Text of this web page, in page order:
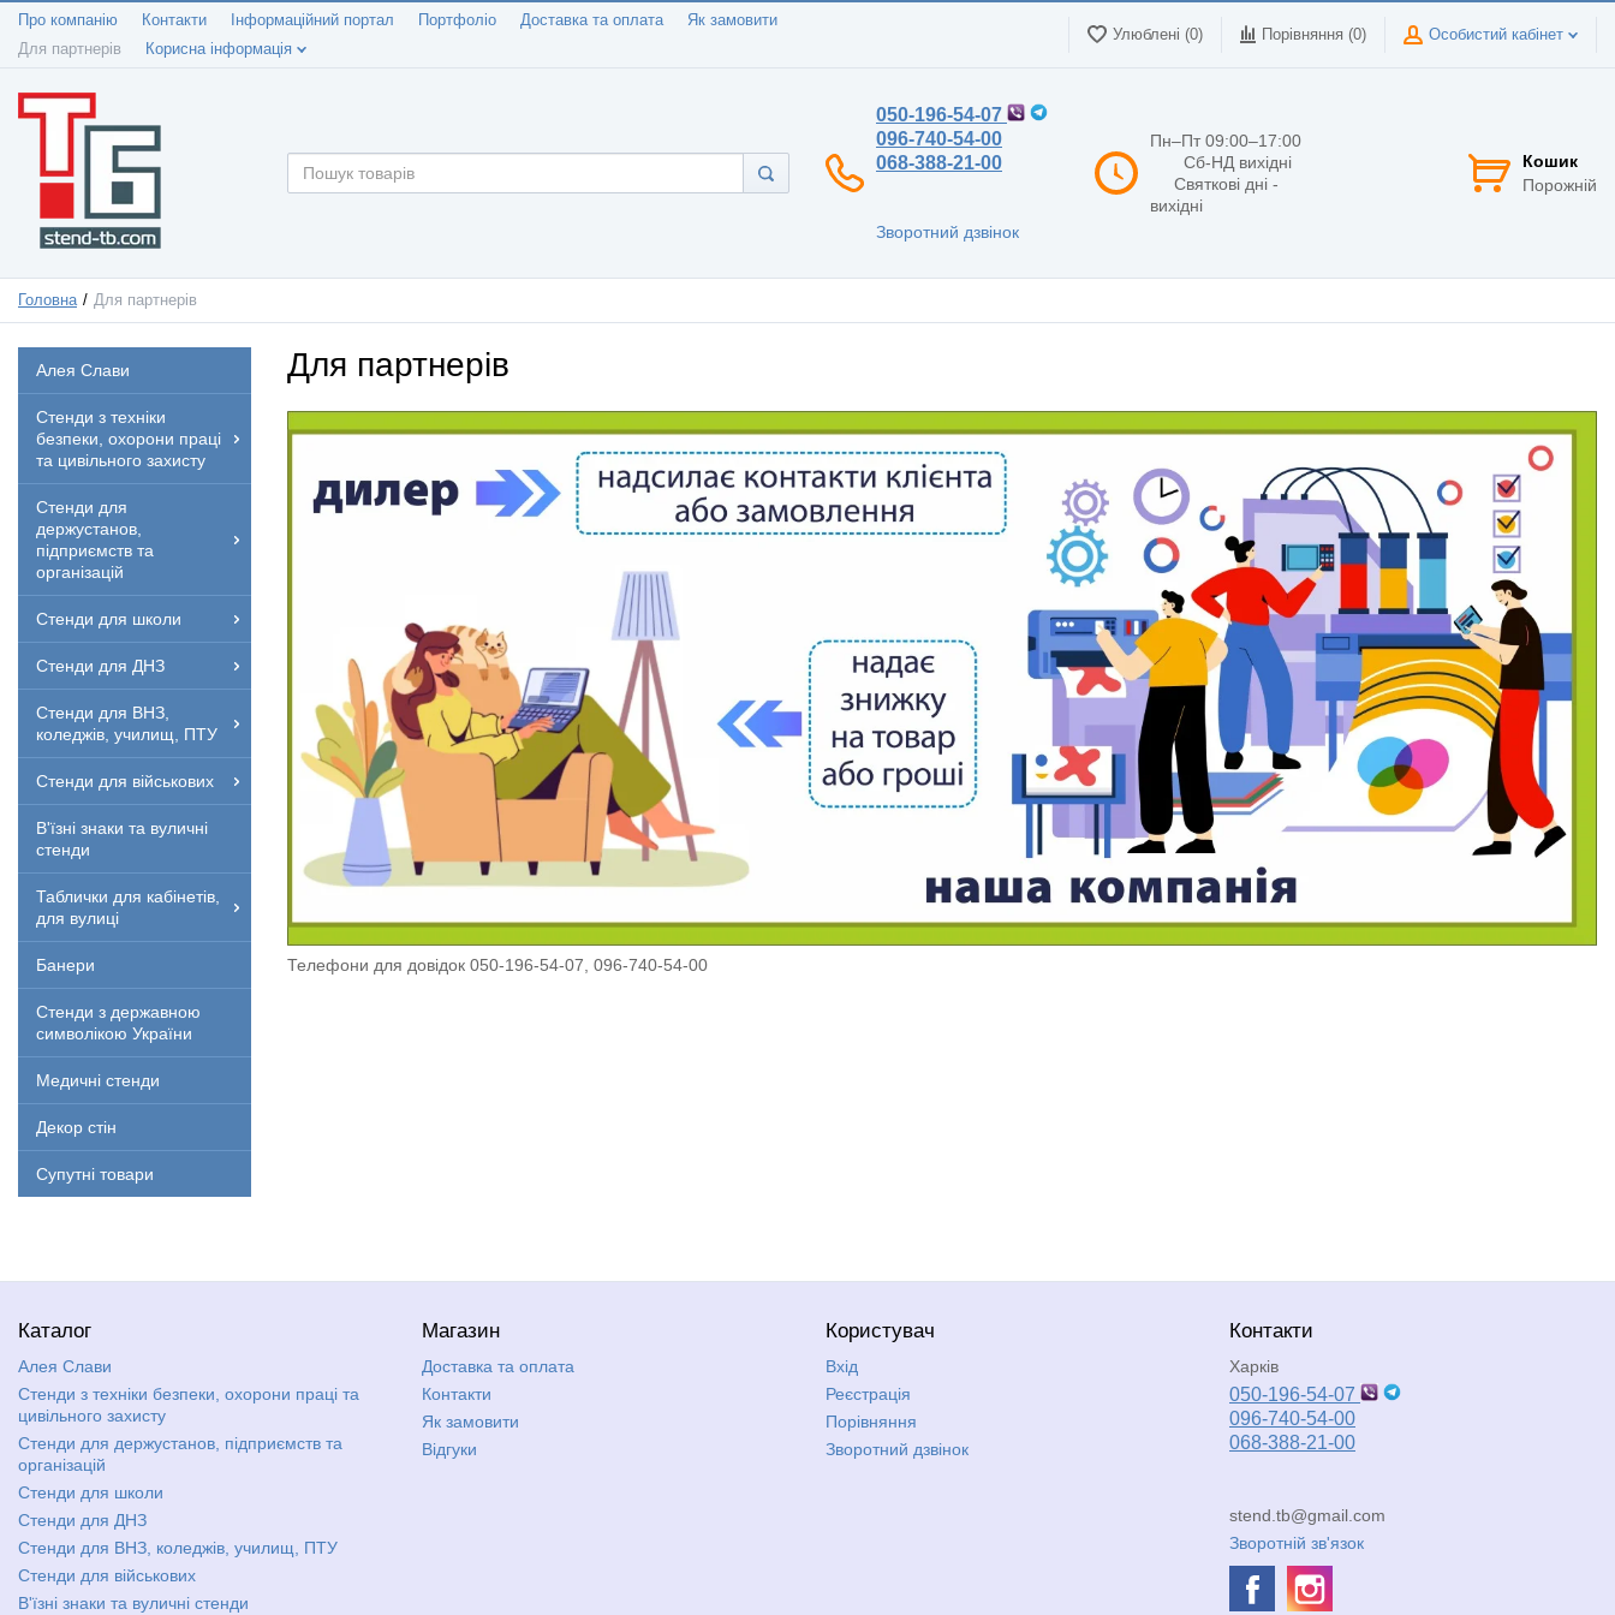
Про компанію Контакти Інформаційний портал Портфоліо Доставка та оплата
Як замовити
Для партнерів
Корисна інформація
Улюблені (0) Порівняння (0) Особистий кабінет
050-196-54-07
096-740-54-00
068-388-21-00
Зворотний дзвінок
Пн–Пт 09:00–17:00
Сб-НД вихідні
Святкові дні -
вихідні
Кошик
Порожній
Головна Для партнерів
Алея Слави
Стенди з техніки
безпеки, охорони праці
та цивільного захисту
Стенди для
держустанов,
підприємств та
організацій
Стенди для школи
Стенди для ДНЗ
Стенди для ВНЗ,
коледжів, училищ, ПТУ
Стенди для військових
В'їзні знаки та вуличні
стенди
Таблички для кабінетів,
для вулиці
Банери
Стенди з державною
символікою України
Медичні стенди
Декор стін
Супутні товари
Для партнерів
Телефони для довідок 050-196-54-07, 096-740-54-00
Каталог
Алея Слави
Стенди з техніки безпеки, охорони праці та
цивільного захисту
Стенди для держустанов, підприємств та
організацій
Стенди для школи
Стенди для ДНЗ
Стенди для ВНЗ, коледжів, училищ, ПТУ
Стенди для військових
В'їзні знаки та вуличні стенди
Магазин
Доставка та оплата
Контакти
Як замовити
Відгуки
Користувач
Вхід
Реєстрація
Порівняння
Зворотний дзвінок
Контакти
Харків
050-196-54-07
096-740-54-00
068-388-21-00
stend.tb@gmail.com
Зворотній зв'язок